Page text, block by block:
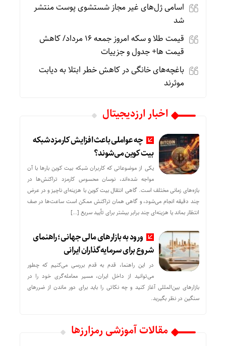
اسامی ژل‌های غیر مجاز شستشوی پوست منتشر
شد
قیمت طلا و سکه امروز جمعه ۱۶ مرداد/ کاهش
قیمت ها+ جدول و جزییات
باغچه‌های خانگی در کاهش خطر ابتلا به دیابت
موثرند
اخبار ارزدیجیتال
چه عواملی باعث افزایش کارمزد شبکه
بیت کوین می‌شوند؟
یکی از موضوعاتی که کاربران شبکه بیت کوین بارها با آن
مواجه شده‌اند، نوسان محسوس کارمزد تراکنش‌ها در
بازه‌های زمانی مختلف است. گاهی انتقال بیت کوین با هزینه‌ای ناچیز و در عرض
چند دقیقه انجام می‌شود، و گاهی همان تراکنش ممکن است ساعت‌ها در صف
انتظار بماند یا هزینه‌ای چند برابر بیشتر برای تأیید سریع […]
ورود به بازارهای مالی جهانی؛ راهنمای
شروع برای سرمایه‌گذاران ایرانی
در این راهنما، قدم به قدم بررسی می‌کنیم که چطور
می‌توانید از داخل ایران، مسیر معامله‌گری خود را در
بازارهای بین‌المللی آغاز کنید و چه نکاتی را باید برای دور ماندن از ضررهای
سنگین در نظر بگیرید.
مقالات آموزشی رمزارزها